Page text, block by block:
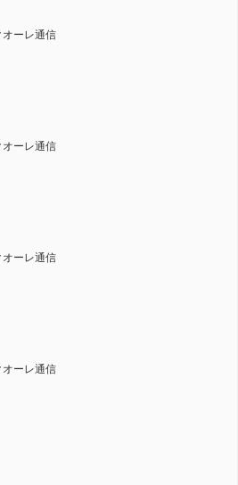
ーレ通信
ーレ通信
ーレ通信
ーレ通信